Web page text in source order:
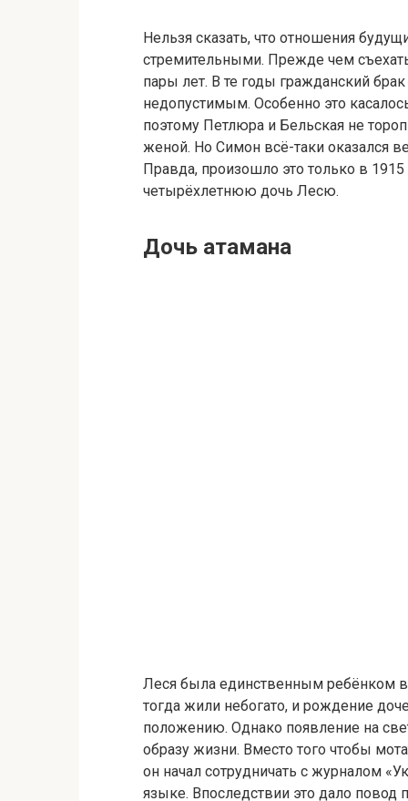
Нельзя сказать, что отношения
стремительными. Прежде чем
пары лет. В те годы гражданский
недопустимым. Особенно это
поэтому Петлюра и Бельская не
женой. Но Симон всё-таки оказался
Правда, произошло это только в
четырёхлетнюю дочь Лесю.
Дочь атамана
Леся была единственным ребёнком
тогда жили небогато, и рождение
положению. Однако появление на
образу жизни. Вместо того чтобы
он начал сотрудничать с журналом
языке. Впоследствии это дало